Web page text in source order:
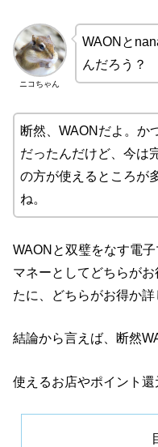
ニコちゃん
WAONと
んだろう？
断然、WAONだよ。か
だったんだけど、今は
の方が使えるところが
ね。
WAONと双璧をなす電
マネーとしてどちらが
たに、どちらがお得か詳
結論から言えば、断然
使えるお店やポイント還